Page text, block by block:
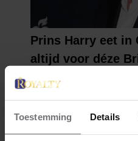
Toestemming Details